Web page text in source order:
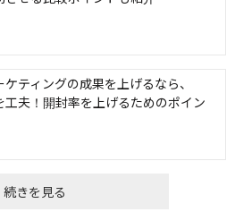
ケティングの成果を上げるなら、
工夫！開封率を上げるためのポイン
続きを見る